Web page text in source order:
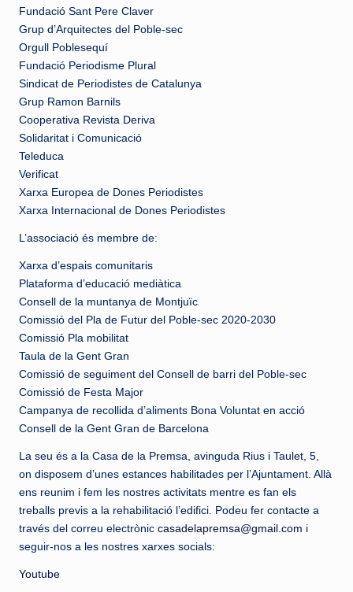
Fundació Sant Pere Claver
Grup d’Arquitectes del Poble-sec
Orgull Poblesequí
Fundació Periodisme Plural
Sindicat de Periodistes de Catalunya
Grup Ramon Barnils
Cooperativa Revista Deriva
Solidaritat i Comunicació
Teleduca
Verificat
Xarxa Europea de Dones Periodistes
Xarxa Internacional de Dones Periodistes
L’associació és membre de:
Xarxa d’espais comunitaris
Plataforma d’educació mediàtica
Consell de la muntanya de Montjuïc
Comissió del Pla de Futur del Poble-sec 2020-2030
Comissió Pla mobilitat
Taula de la Gent Gran
Comissió de seguiment del Consell de barri del Poble-sec
Comissió de Festa Major
Campanya de recollida d’aliments Bona Voluntat en acció
Consell de la Gent Gran de Barcelona
La seu és a la Casa de la Premsa, avinguda Rius i Taulet, 5,
on disposem d’unes estances habilitades per l’Ajuntament. Allà
ens reunim i fem les nostres activitats mentre es fan els
treballs previs a la rehabilitació l’edifici. Podeu fer contacte a
través del correu electrònic casadelapremsa@gmail.com i
seguir-nos a les nostres xarxes socials:
Youtube